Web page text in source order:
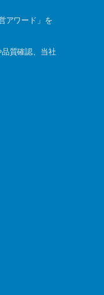
アワード」を
質確認、当社